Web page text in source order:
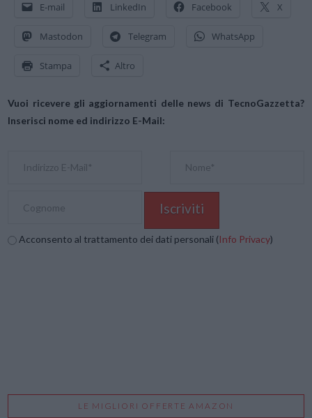
E-mail LinkedIn Facebook X
Mastodon Telegram WhatsApp
Stampa Altro
Vuoi ricevere gli aggiornamenti delle news di TecnoGazzetta?
Inserisci nome ed indirizzo E-Mail:
Acconsento al trattamento dei dati personali (Info Privacy)
LE MIGLIORI OFFERTE AMAZON